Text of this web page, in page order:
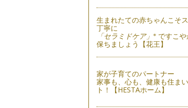
生まれたての赤ちゃんこそ
丁寧に
「セラミドケア」 ※ですこや
保ちましょう【花王】
家が子育てのパートナー
家事も、心も、健康も住ま
ト！【HESTAホーム】